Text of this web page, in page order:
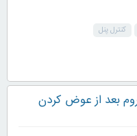
کنترل پنل
بعد از عوض کردن